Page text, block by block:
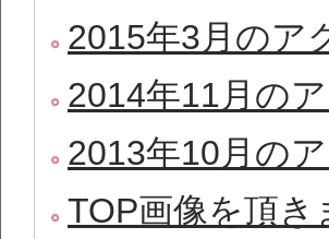
2015年3月のア
2014年11月の
2013年10月の
TOP画像を頂き